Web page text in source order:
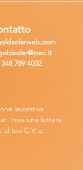
lavorativa
. Invia una lettera
al tuo C.V. a:
348789 4002